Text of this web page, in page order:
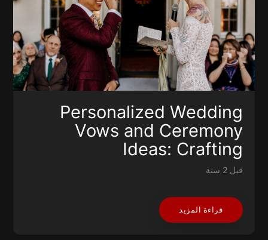
Personalized Wedding
Vows and Ceremony
Ideas: Crafting
Unforgettable Moments
قبل 2 سنة
قراءة المزيد